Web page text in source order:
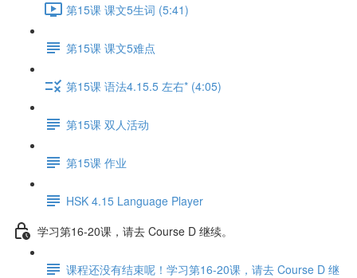
第15课 课文5生词 (5:41)
第15课 课文5难点
第15课 语法4.15.5 左右* (4:05)
第15课 双人活动
第15课 作业
HSK 4.15 Language Player
学习第16-20课，请去 Course D 继续。
课程还没有结束呢！学习第16-20课，请去 Course D 继